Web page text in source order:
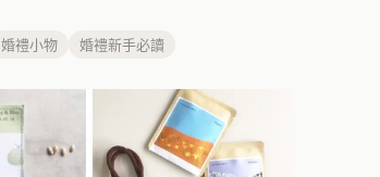
婚禮小物 婚禮新手必讀